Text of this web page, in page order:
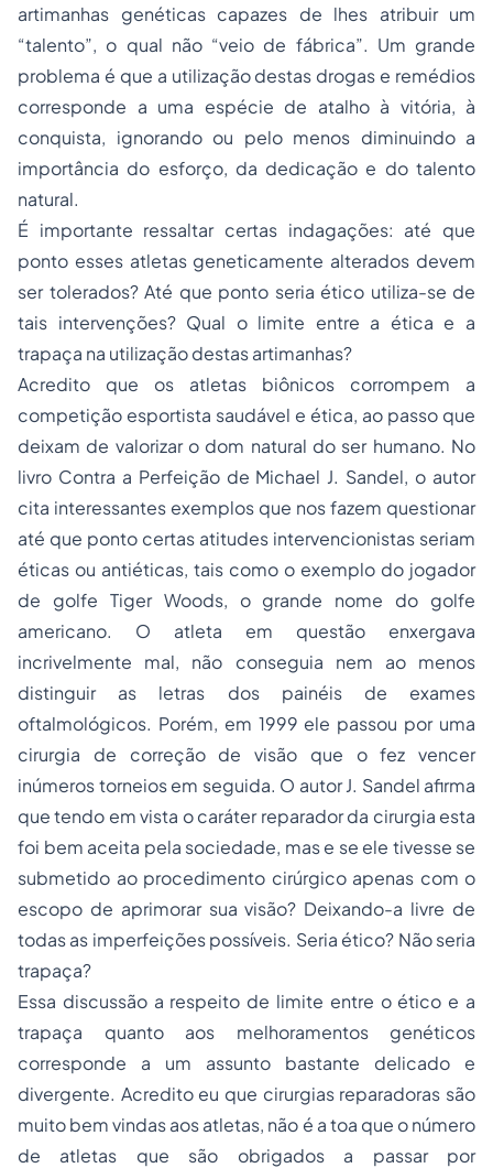
artimanhas genéticas capazes de lhes atribuir um
“talento”, o qual não “veio de fábrica”. Um grande
problema é que a utilização destas drogas e remédios
corresponde a uma espécie de atalho à vitória, à
conquista, ignorando ou pelo menos diminuindo a
importância do esforço, da dedicação e do talento
natural.
É importante ressaltar certas indagações: até que
ponto esses atletas geneticamente alterados devem
ser tolerados? Até que ponto seria ético utiliza-se de
tais intervenções? Qual o limite entre a ética e a
trapaça na utilização destas artimanhas?
Acredito que os atletas biônicos corrompem a
competição esportista saudável e ética, ao passo que
deixam de valorizar o dom natural do ser humano. No
livro Contra a Perfeição de Michael J. Sandel, o autor
cita interessantes exemplos que nos fazem questionar
até que ponto certas atitudes intervencionistas seriam
éticas ou antiéticas, tais como o exemplo do jogador
de golfe Tiger Woods, o grande nome do golfe
americano. O atleta em questão enxergava
incrivelmente mal, não conseguia nem ao menos
distinguir as letras dos painéis de exames
oftalmológicos. Porém, em 1999 ele passou por uma
cirurgia de correção de visão que o fez vencer
inúmeros torneios em seguida. O autor J. Sandel afirma
que tendo em vista o caráter reparador da cirurgia esta
foi bem aceita pela sociedade, mas e se ele tivesse se
submetido ao procedimento cirúrgico apenas com o
escopo de aprimorar sua visão? Deixando-a livre de
todas as imperfeições possíveis. Seria ético? Não seria
trapaça?
Essa discussão a respeito de limite entre o ético e a
trapaça quanto aos melhoramentos genéticos
corresponde a um assunto bastante delicado e
divergente. Acredito eu que cirurgias reparadoras são
muito bem vindas aos atletas, não é a toa que o número
de atletas que são obrigados a passar por